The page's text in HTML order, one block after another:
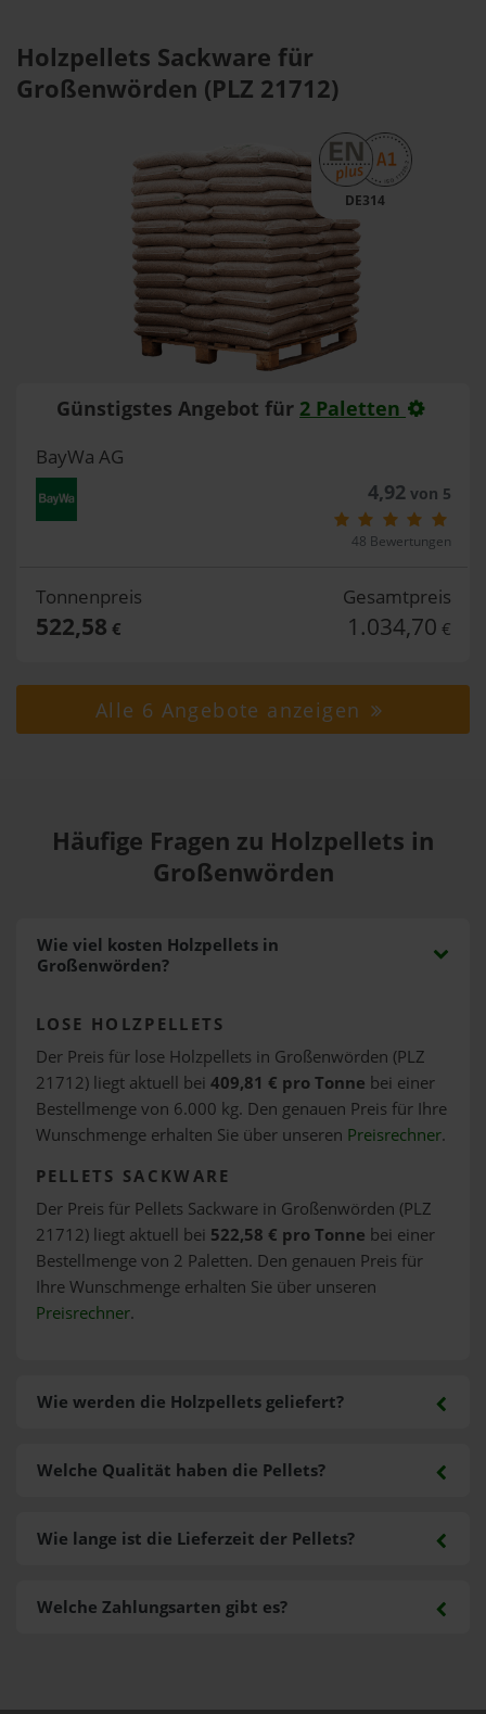
Holzpellets Sackware für
Großenwörden (PLZ 21712)
DE314
Günstigstes Angebot für 2 Paletten
BayWa AG
4,92von 5
48 Bewertungen
Tonnenpreis
522,58 €
Gesamtpreis
1.034,70 €
Alle 6 Angebote anzeigen
Häufige Fragen zu Holzpellets in
Großenwörden
Wie viel kosten Holzpellets in
Großenwörden?
LOSE HOLZPELLETS
Der Preis für lose Holzpellets in Großenwörden (PLZ
21712) liegt aktuell bei 409,81 € pro Tonne bei einer
Bestellmenge von 6.000 kg. Den genauen Preis für Ihre
Wunschmenge erhalten Sie über unseren Preisrechner.
PELLETS SACKWARE
Der Preis für Pellets Sackware in Großenwörden (PLZ
21712) liegt aktuell bei 522,58 € pro Tonne bei einer
Bestellmenge von 2 Paletten. Den genauen Preis für
Ihre Wunschmenge erhalten Sie über unseren
Preisrechner.
Wie werden die Holzpellets geliefert?
Welche Zahlungsarten gibt es?
Welche Qualität haben die Pellets?
Wie lange ist die Lieferzeit der Pellets?